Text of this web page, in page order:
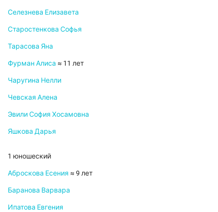
Селезнева Елизавета
Старостенкова Софья
Тарасова Яна
Фурман Алиса ≈ 11 лет
Чаругина Нелли
Чевская Алена
Эвили София Хосамовна
Яшкова Дарья
1 юношеский
Аброскова Есения ≈ 9 лет
Баранова Варвара
Ипатова Евгения